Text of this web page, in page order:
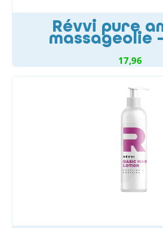
Révvi pure
massageolie
17,96